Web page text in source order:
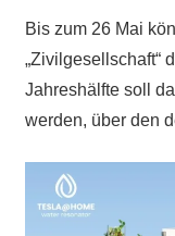
Bis zum 26 Mai
„Zivilgesellschaft“
Jahreshälfte soll
werden, über den